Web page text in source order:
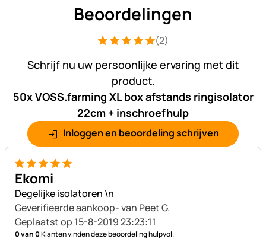
Beoordelingen
Beoordeling: 5 van 5 (2
2 Bewertungen
(2)
Schrijf nu uw persoonlijke ervaring met dit
product.
50x VOSS.farming XL box afstands ringisolator
22cm + inschroefhulp
Inloggen en beoordeling schrijven
5 van 5
Ekomi
Degelijke isolatoren \n
Geverifieerde aankoop- van Peet G.
Geplaatst op 15-8-2019 23:23:11
0 van 0Klanten vinden deze beoordeling hulpvol.